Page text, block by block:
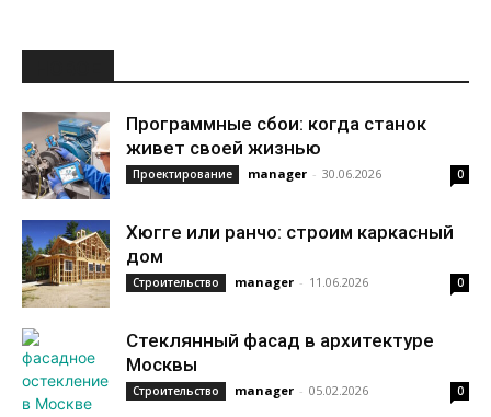
Программные сбои: когда станок
живет своей жизнью
Проектирование manager - 30.06.2026 0
Хюгге или ранчо: строим каркасный
дом
Строительство manager - 11.06.2026 0
Стеклянный фасад в архитектуре
Москвы
Строительство manager - 05.02.2026 0